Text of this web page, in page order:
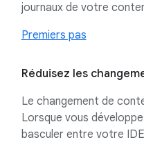
journaux de votre
Premiers pas
Réduisez les
Le changement de
Lorsque vous
basculer entre votre